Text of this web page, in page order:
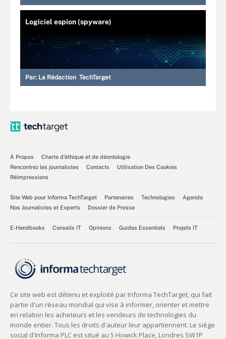
Logiciel espion (spyware)
Par: La Rédaction TechTarget
À Propos
Charte d’éthique et de déontologie
Rencontrez les journalistes
Contacts
Utilisation Des Cookies
Réimpressions
Site Web pour Informa TechTarget Partenaires Technologies
Agenda
Nos Journalistes et Experts
Dossier de Presse
E-Handbooks Conseils IT Opinions Guides Essentiels Projets IT